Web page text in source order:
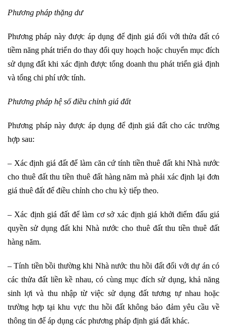
Phương pháp thặng dư
Phương pháp này được áp dụng để định giá đối với thửa đất có
tiềm năng phát triển do thay đổi quy hoạch hoặc chuyển mục đích
sử dụng đất khi xác định được tổng doanh thu phát triển giả định
và tổng chi phí ước tính.
Phương pháp hệ số điều chỉnh giá đất
Phương pháp này được áp dụng để định giá đất cho các trường
hợp sau:
– Xác định giá đất để làm căn cứ tính tiền thuê đất khi Nhà nước
cho thuê đất thu tiền thuê đất hàng năm mà phải xác định lại đơn
giá thuê đất để điều chỉnh cho chu kỳ tiếp theo.
– Xác định giá đất để làm cơ sở xác định giá khởi điểm đấu giá
quyền sử dụng đất khi Nhà nước cho thuê đất thu tiền thuê đất
hàng năm.
– Tính tiền bồi thường khi Nhà nước thu hồi đất đối với dự án có
các thửa đất liền kề nhau, có cùng mục đích sử dụng, khả năng
sinh lợi và thu nhập từ việc sử dụng đất tương tự nhau hoặc
trường hợp tại khu vực thu hồi đất không bảo đảm yêu cầu về
thông tin để áp dụng các phương pháp định giá đất khác.